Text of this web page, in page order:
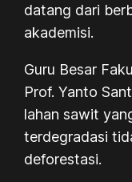
datang dari
akademisi.
Guru Besar
Prof. Yanto
lahan sawit
terdegradasi
deforestasi.